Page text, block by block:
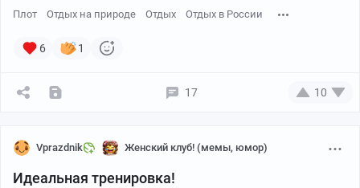
Плот Отдых на природе Отдых Отдых в России
6 1
17 10
Vprazdnik Женский клуб! (мемы, юмор)
Идеальная тренировка!